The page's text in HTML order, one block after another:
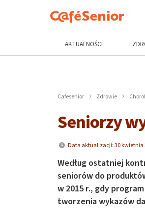
AKTUALNOŚCI
Cafesenior Zdrowie
Seniorzy
Data aktualizacji: 30 kwietnia
Według ostatniej
seniorów do
w 2015 r., gdy
tworzenia wykazów